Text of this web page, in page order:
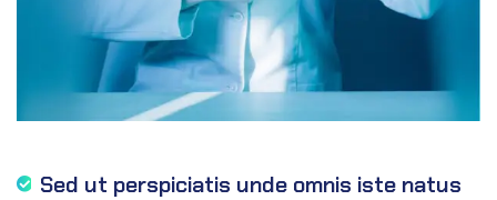
Sed ut perspiciatis unde omnis iste natus